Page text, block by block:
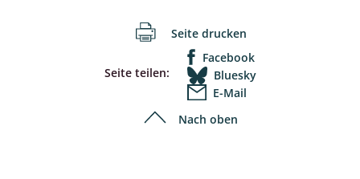
Seite drucken
Seite teilen:
Facebook
Bluesky
E-Mail
Nach oben